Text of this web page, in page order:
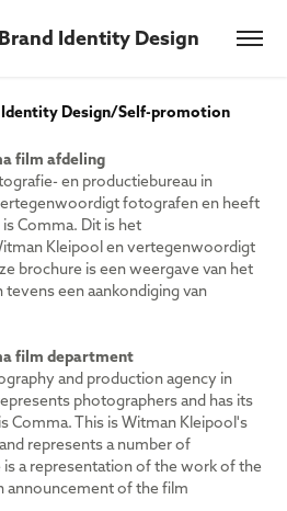
Identity Design
Design/Self-promotion
film afdeling
en productiebureau in
fotografen en heeft
Comma. Dit is het
Kleipool en vertegenwoordigt
brochure is een weergave van het
een aankondiging van
film department
and production agency in
photographers and has its
Comma. This is Witman Kleipool's
represents a number of
a representation of the work of the
announcement of the film